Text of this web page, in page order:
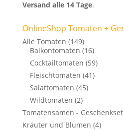
Versand alle 14 Tage.
OnlineShop Tomaten +
Alle Tomaten (149)
Balkontomaten (16)
Cocktailtomaten (59)
Fleischtomaten (41)
Salattomaten (45)
Wildtomaten (2)
Tomatensamen - Geschenkset
Kräuter und Blumen (4)